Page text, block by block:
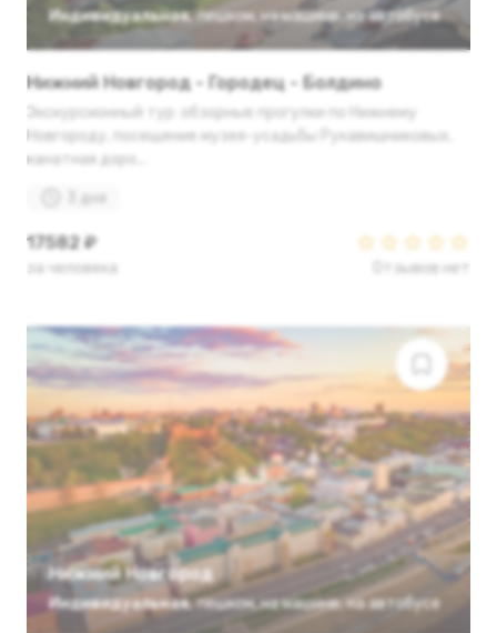
Индивидуальная, пешком, на машине на автобусе
Нижний Новгород - Городец - Болдино
Экскурсионный тур: обзорные прогулки по Нижнему
Новгороду, посещение музея-усадьбы Рукавишниковых,
канатная доро...
3 дня
17582 ₽
за человека Отзывов нет
Нижний Новгород
Индивидуальная, пешком, на машине, на автобусе